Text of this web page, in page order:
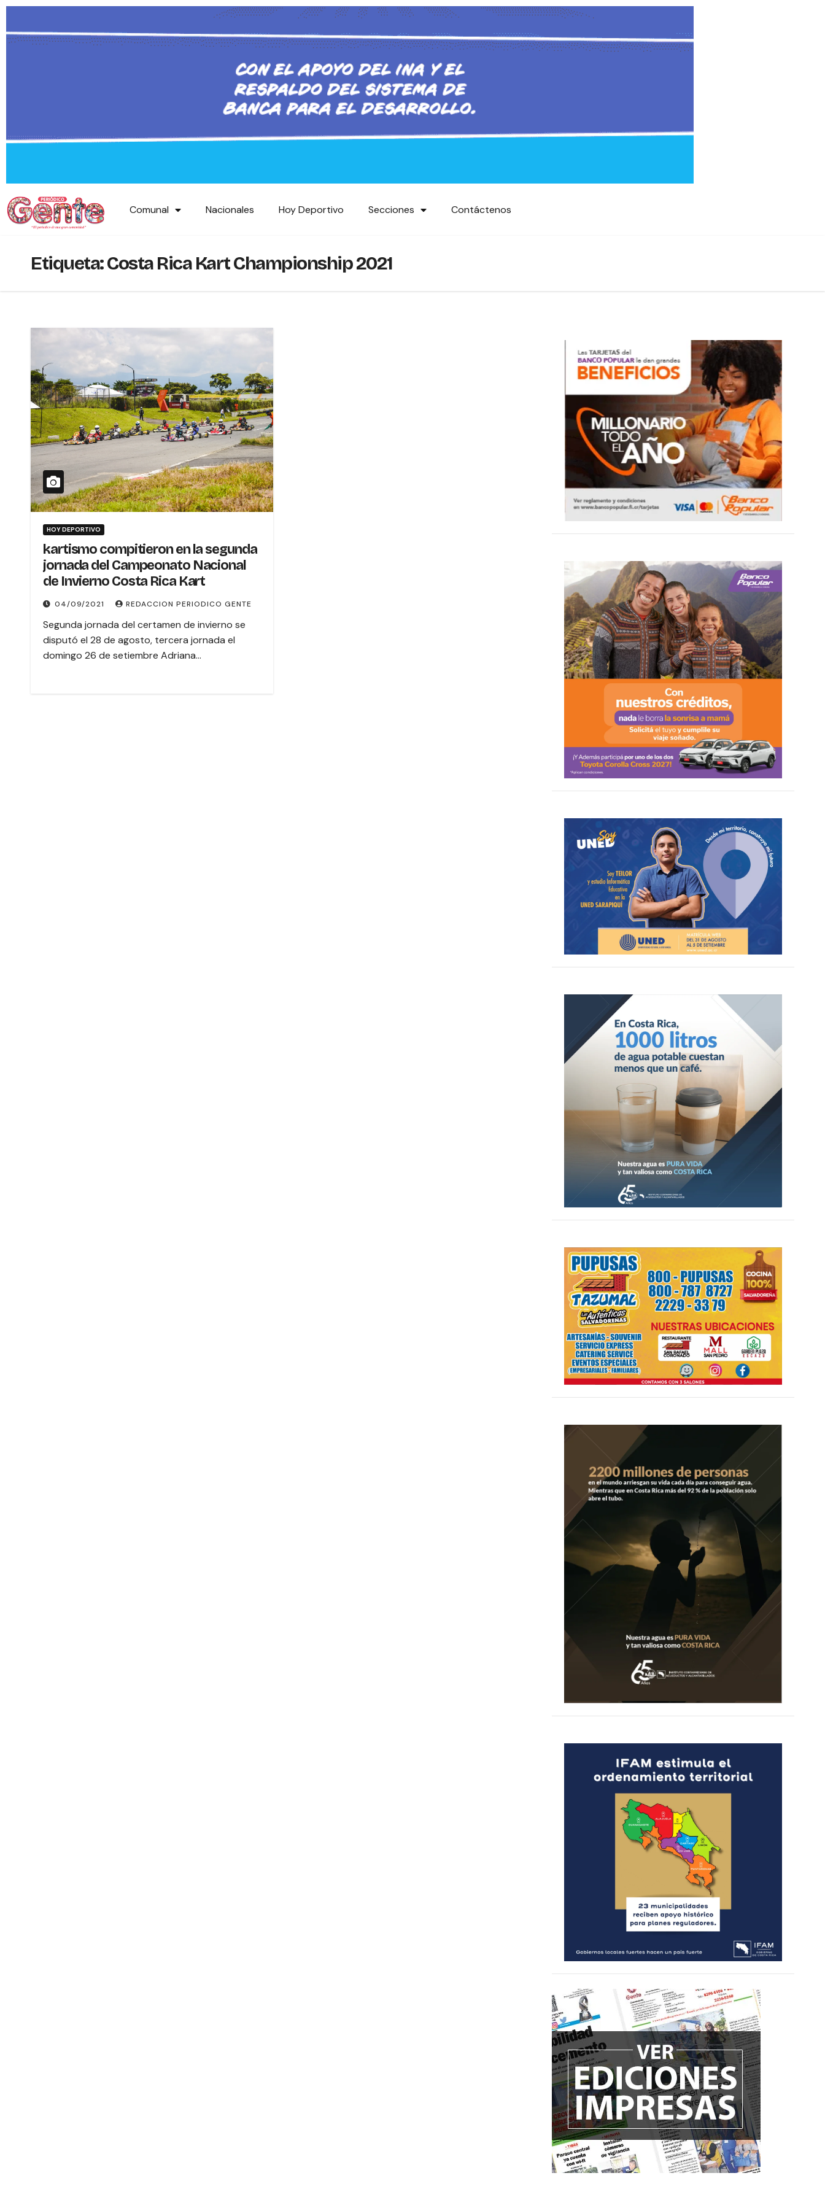
Comunal Nacionales Hoy Deportivo Secciones Contáctenos
Etiqueta:Costa Rica Kart Championship 2021
HOY DEPORTIVO
kartismo compitieron en la segunda
jornada del Campeonato Nacional
de Invierno Costa Rica Kart
04/09/2021 REDACCION PERIODICO GENTE
Segunda jornada del certamen de invierno se
disputó el 28 de agosto, tercera jornada el
domingo 26 de setiembre Adriana…